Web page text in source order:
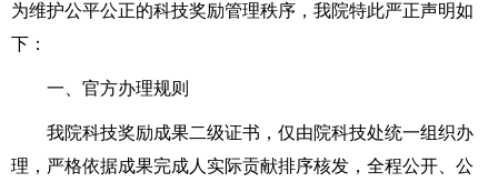
为维护公平公正的科技奖励管理秩序，我院特此严正声明如
下：
一、官方办理规则
我院科技奖励成果二级证书，仅由院科技处统一组织办
理，严格依据成果完成人实际贡献排序核发，全程公开、公